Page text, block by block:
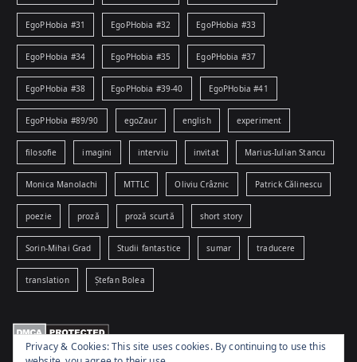
EgoPHobia #31 EgoPHobia #32 EgoPHobia #33
EgoPHobia #34 EgoPHobia #35 EgoPHobia #37
EgoPHobia #38 EgoPHobia #39-40 EgoPHobia #41
EgoPHobia #89/90 egoZaur english experiment
filosofie imagini interviu invitat Marius-Iulian Stancu
Monica Manolachi MTTLC Oliviu Crâznic Patrick Călinescu
poezie proză proză scurtă short story
Sorin-Mihai Grad Studii fantastice sumar traducere
translation Ștefan Bolea
Privacy & Cookies: This site uses cookies. By continuing to use this